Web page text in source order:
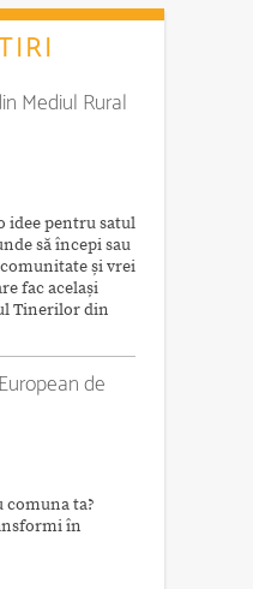
Mediul Rural
idee pentru satul
să începi sau
și vrei
fac același
Tinerilor din
de
comuna ta?
în